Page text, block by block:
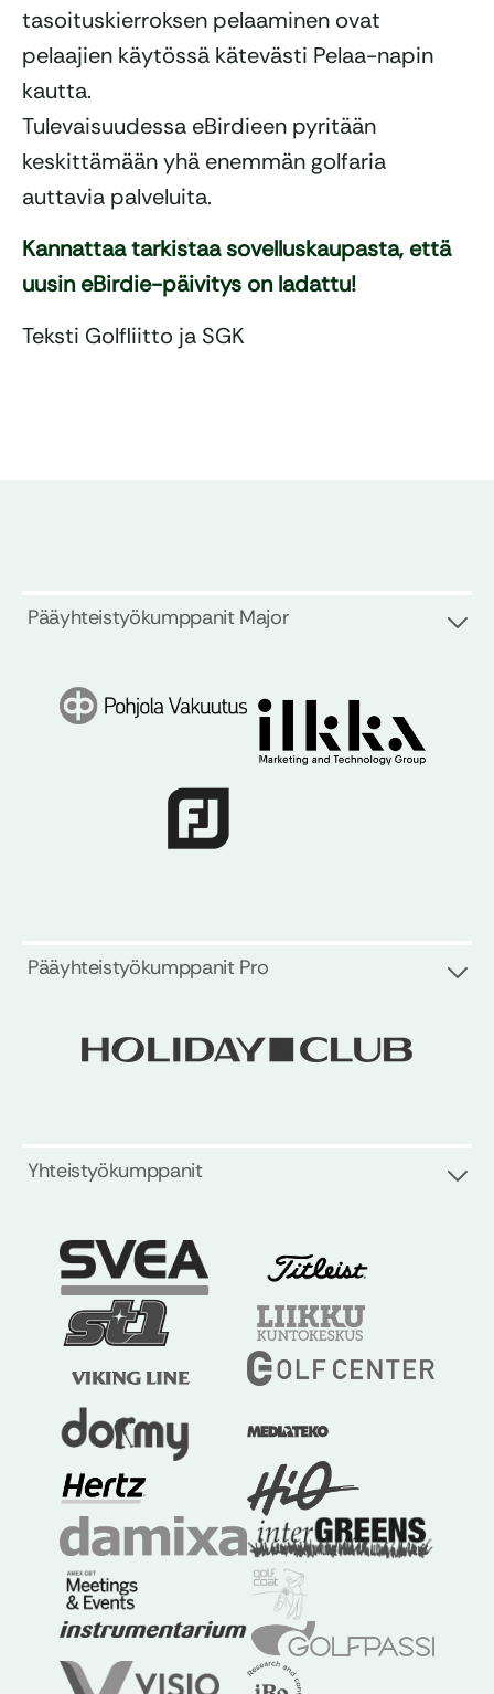
tasoituskierroksen pelaaminen ovat
pelaajien käytössä kätevästi Pelaa-napin
kautta.
Tulevaisuudessa eBirdieen pyritään
keskittämään yhä enemmän golfaria
auttavia palveluita.
Kannattaa tarkistaa sovelluskaupasta, että
uusin eBirdie-päivitys on ladattu!
Teksti Golfliitto ja SGK
Pääyhteistyökumppanit Major
Pääyhteistyökumppanit Pro
Yhteistyökumppanit